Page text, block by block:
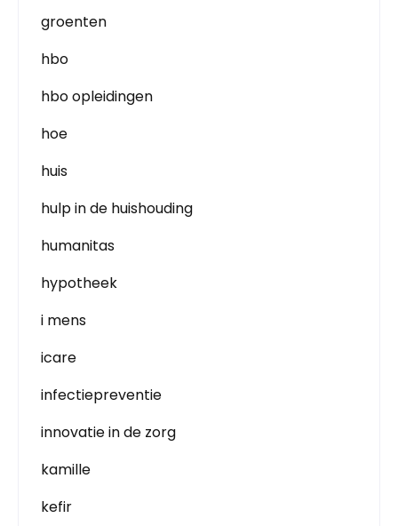
groenten
hbo
hbo opleidingen
hoe
huis
hulp in de huishouding
humanitas
hypotheek
i mens
icare
infectiepreventie
innovatie in de zorg
kamille
kefir